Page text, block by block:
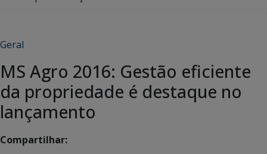
Geral
MS Agro 2016: Gestão eficiente
da propriedade é destaque no
lançamento
Compartilhar: